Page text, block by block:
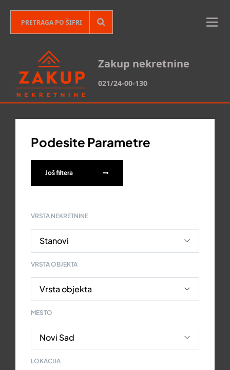
Zakup nekretnine
021/24-00-130
Podesite Parametre
Još filtera
VRSTA NEKRETNINE
VRSTA OBJEKTA
MESTO
LOKACIJA